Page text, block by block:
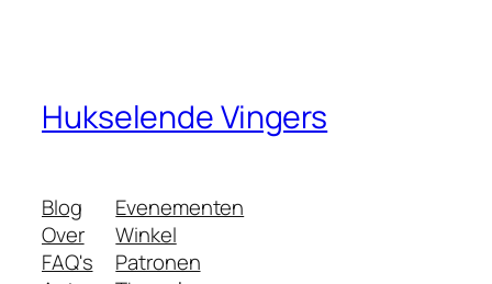
Hukselende Vingers
Blog
Over
FAQ's
Evenementen
Winkel
Patronen